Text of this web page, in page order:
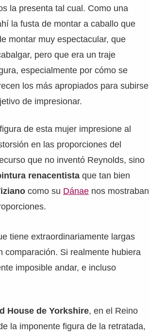
la presenta tal cual. Como una
la fusta de montar a caballo que
montar muy espectacular, que
pero que era un traje
especialmente por cómo se
los más apropiados para subirse
de impresionar.
de esta mujer impresione al
en las proporciones del
que no inventó Reynolds, sino
renacentista que tan bien
como su Dánae nos mostraban
tiene extraordinariamente largas
comparación. Si realmente hubiera
imposible andar, e incluso
House de Yorkshire, en el Reino
la imponente figura de la retratada,